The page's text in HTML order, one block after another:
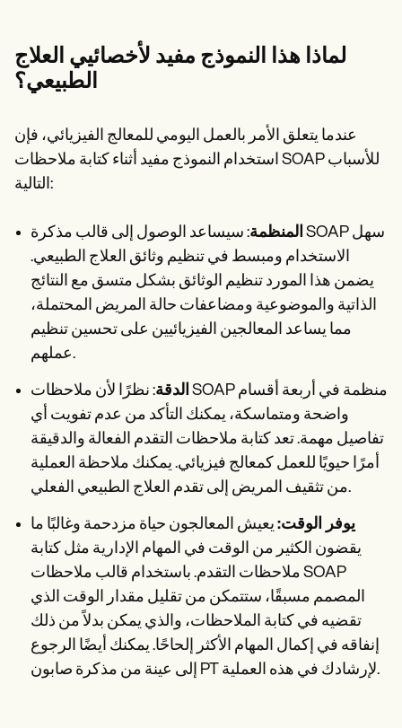
لماذا هذا النموذج مفيد لأخصائيي العلاج
الطبيعي؟
عندما يتعلق الأمر بالعمل اليومي للمعالج الفيزيائي، فإن
استخدام النموذج مفيد أثناء كتابة ملاحظات SOAP للأسباب
التالية:
المنظمة: سيساعد الوصول إلى قالب مذكرة SOAP سهل
الاستخدام ومبسط في تنظيم وثائق العلاج الطبيعي.
يضمن هذا المورد تنظيم الوثائق بشكل متسق مع النتائج
الذاتية والموضوعية ومضاعفات حالة المريض المحتملة،
مما يساعد المعالجين الفيزيائيين على تحسين تنظيم
عملهم.
الدقة: نظرًا لأن ملاحظات SOAP منظمة في أربعة أقسام
واضحة ومتماسكة، يمكنك التأكد من عدم تفويت أي
تفاصيل مهمة. تعد كتابة ملاحظات التقدم الفعالة والدقيقة
أمرًا حيويًا للعمل كمعالج فيزيائي. يمكنك ملاحظة العملية
من تثقيف المريض إلى تقدم العلاج الطبيعي الفعلي.
يوفر الوقت: يعيش المعالجون حياة مزدحمة وغالبًا ما
يقضون الكثير من الوقت في المهام الإدارية مثل كتابة
ملاحظات التقدم. باستخدام قالب ملاحظات SOAP
المصمم مسبقًا، ستتمكن من تقليل مقدار الوقت الذي
تقضيه في كتابة الملاحظات، والذي يمكن بدلاً من ذلك
إنفاقه في إكمال المهام الأكثر إلحاحًا. يمكنك أيضًا الرجوع
إلى عينة من مذكرة صابون PT لإرشادك في هذه العملية.